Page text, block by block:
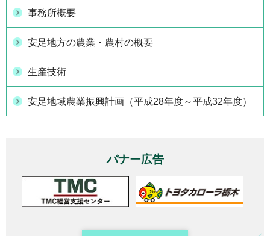
事務所概要
安足地方の農業・農村の概要
生産技術
安足地域農業振興計画（平成28年度～平成32年度）
バナー広告